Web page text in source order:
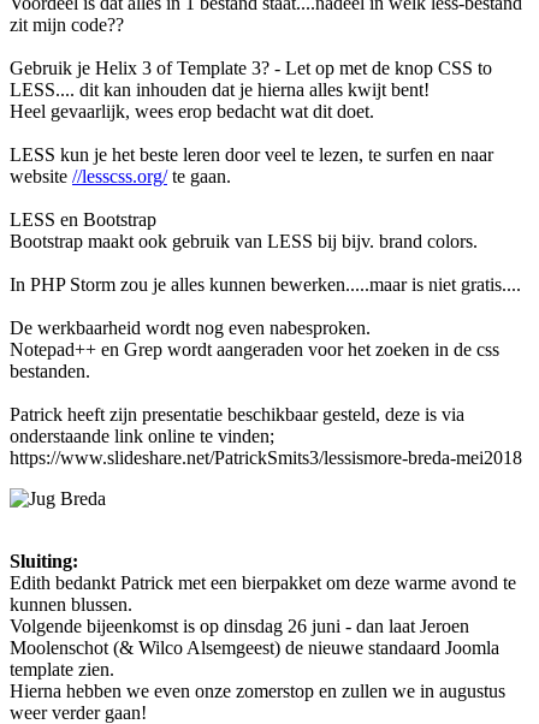
zit mijn code??
Gebruik je Helix 3 of Template 3? - Let op met de knop CSS to
LESS.... dit kan inhouden dat je hierna alles kwijt bent!
Heel gevaarlijk, wees erop bedacht wat dit doet.
LESS kun je het beste leren door veel te lezen, te surfen en naar
website //lesscss.org/te gaan.
LESS en Bootstrap
Bootstrap maakt ook gebruik van LESS bij bijv. brand colors.
In PHP Storm zou je alles kunnen bewerken.....maar is niet gratis....
De werkbaarheid wordt nog even nabesproken.
Notepad++ en Grep wordt aangeraden voor het zoeken in de css
bestanden.
Patrick heeft zijn presentatie beschikbaar gesteld, deze is via
onderstaande link online te vinden;
https://www.slideshare.net/PatrickSmits3/lessismore-breda-mei2018
Sluiting:
Edith bedankt Patrick met een bierpakket om deze warme avond te
kunnen blussen.
Volgende bijeenkomst is op dinsdag 26 juni - dan laat Jeroen
Moolenschot (& Wilco Alsemgeest) de nieuwe standaard Joomla
template zien.
Hierna hebben we even onze zomerstop en zullen we in augustus
weer verder gaan!